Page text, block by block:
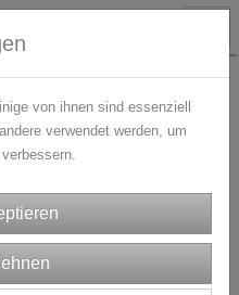
von ihnen sind essenziell
verwendet werden, um